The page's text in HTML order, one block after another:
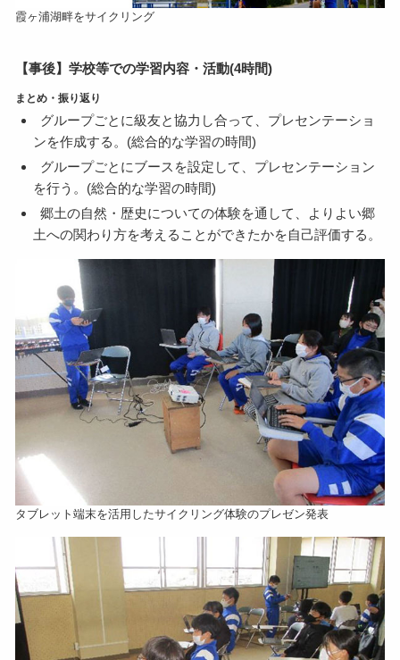
霞ヶ浦湖畔をサイクリング
【事後】学校等での学習内容・活動(4時間)
まとめ・振り返り
グループごとに級友と協力し合って、プレセンテーショ
ンを作成する。(総合的な学習の時間)
グループごとにブースを設定して、プレセンテーション
を行う。(総合的な学習の時間)
郷土の自然・歴史についての体験を通して、よりよい郷
土への関わり方を考えることができたかを自己評価する。
タブレット端末を活用したサイクリング体験のプレゼン発表